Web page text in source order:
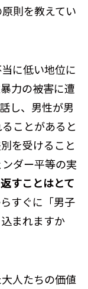
則を教えてい
に低い地位に
力の被害に遭
し、男性が男
ことがあると
を受けること
ダー平等の実
すことはとて
すぐに「男子
まれますか
人たちの価値